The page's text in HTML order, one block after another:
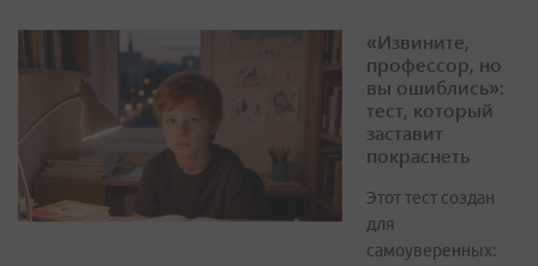
«Извините,
профессор, но
вы ошиблись»:
тест, который
заставит
покраснеть
Этот тест создан
для
самоуверенных: